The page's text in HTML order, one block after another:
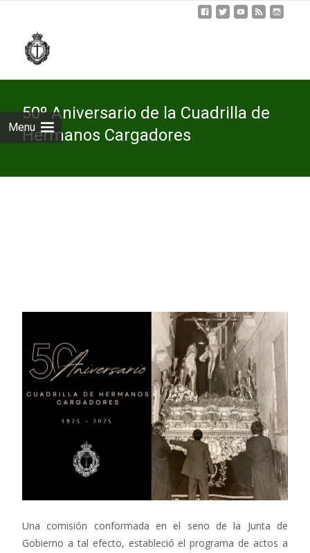
Menu
50º Aniversario de la Cuadrilla de
Hermanos Cargadores
Una comisión conformada en el seno de la Junta de
Gobierno a tal efecto, estableció el programa de actos a